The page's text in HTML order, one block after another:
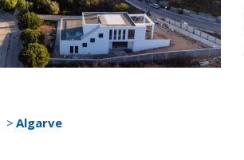
Algarve